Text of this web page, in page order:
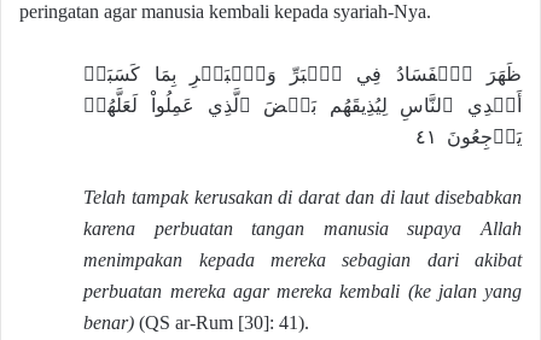
peringatan agar manusia kembali kepada syariah-Nya.
ظَهَرَ ٱلۡفَسَادُ فِي ٱلۡبَرِّ وَٱلۡبَحۡرِ بِمَا كَسَبَتۡ
أَيۡدِي ٱلنَّاسِ لِيُذِيقَهُم بَعۡضَ ٱلَّذِي عَمِلُواْ لَعَلَّهُمۡ
يَرۡجِعُونَ ٤١
Telah tampak kerusakan di darat dan di laut disebabkan
karena perbuatan tangan manusia supaya Allah
menimpakan kepada mereka sebagian dari akibat
perbuatan mereka agar mereka kembali (ke jalan yang
benar) (QS ar-Rum [30]: 41).